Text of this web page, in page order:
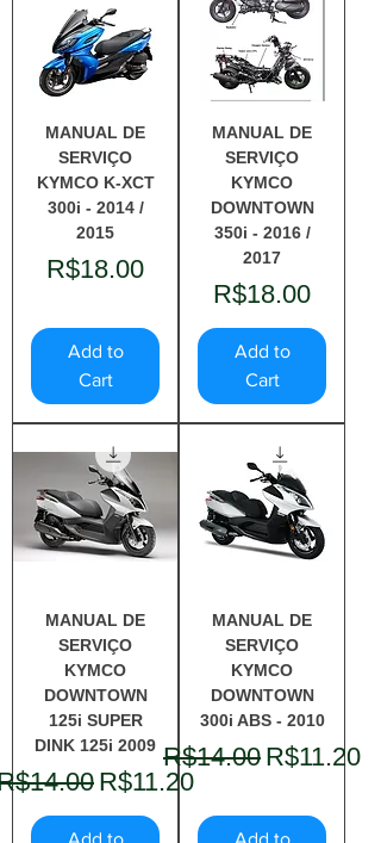
MANUAL DE
SERVIÇO
KYMCO K-XCT
300i - 2014 /
2015
Price
R$18.00
Add to
Cart
MANUAL DE
SERVIÇO
KYMCO
DOWNTOWN
350i - 2016 /
2017
Price
R$18.00
Add to
Cart
MANUAL DE
SERVIÇO
KYMCO
DOWNTOWN
125i SUPER
DINK 125i 2009
Price
Sale Price
R$11.20
Add to
MANUAL DE
SERVIÇO
KYMCO
DOWNTOWN
300i ABS - 2010
Regular Price
R$14.00 Sale Price
R$11.20
Add to